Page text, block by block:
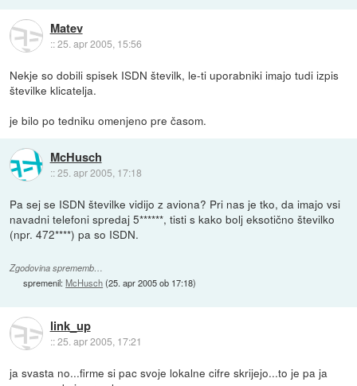
Matev
::25. apr 2005, 15:56
Nekje so dobili spisek ISDN številk, le-ti uporabniki imajo tudi izpis
številke klicatelja.
je bilo po tedniku omenjeno pre časom.
McHusch
::25. apr 2005, 17:18
Pa sej se ISDN številke vidijo z aviona? Pri nas je tko, da imajo vsi
navadni telefoni spredaj 5******, tisti s kako bolj eksotično številko
(npr. 472****) pa so ISDN.
Zgodovina sprememb…
spremenil:McHusch(25. apr 2005 ob 17:18)
link_up
::25. apr 2005, 17:21
ja svasta no...firme si pac svoje lokalne cifre skrijejo...to je pa ja